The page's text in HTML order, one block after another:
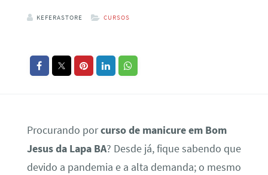
KEFERASTORE CURSOS
Procurando porcurso de manicure em Bom
Jesus da Lapa BA? Desde já, fique sabendo que
devido a pandemia e a alta demanda; o mesmo